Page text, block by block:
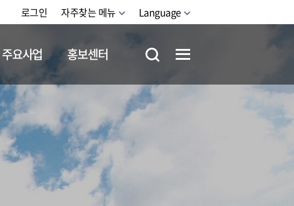
로그인 자주찾는 메뉴 Language
주요사업 홍보센터